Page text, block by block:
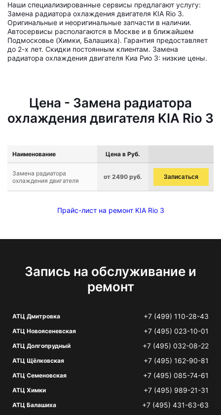
Наши специализированные сервисы предлагают услугу:
Замена радиатора охлаждения двигателя KIA Rio 3.
Оригинальные и неоригинальные запчасти в наличии.
Автосервисы располагаются в Москве и в ближайшем
Подмосковье (Химки, Балашиха). Гарантия предоставляет
до 2-х лет. Скидки постоянным клиентам. Замена
радиатора охлаждения двигателя Киа Рио 3: низкие цены.
Цена - Замена радиатора
охлаждения двигателя KIA Rio 3
Наименование Цена в Руб.
Замена радиатора
охлаждения двигателя
от 2490 руб. Записаться
Прайс-лист на ремонт KIA Rio 3
Запись на обслуживание и
ремонт
АТЦ Дмитровка +7 (499) 110-28-43
АТЦ Новоясеневская +7 (495) 023-10-01
АТЦ Долгопрудный +7 (495) 032-08-22
АТЦ Щёлковская +7 (495) 162-90-81
АТЦ Семеновская +7 (495) 085-74-61
АТЦ Химки +7 (495) 989-21-31
АТЦ Балашиха +7 (495) 431-63-63